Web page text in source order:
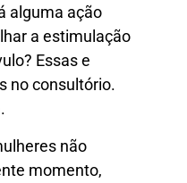
alguma ação
a estimulação
Essas e
no consultório.
não
momento,